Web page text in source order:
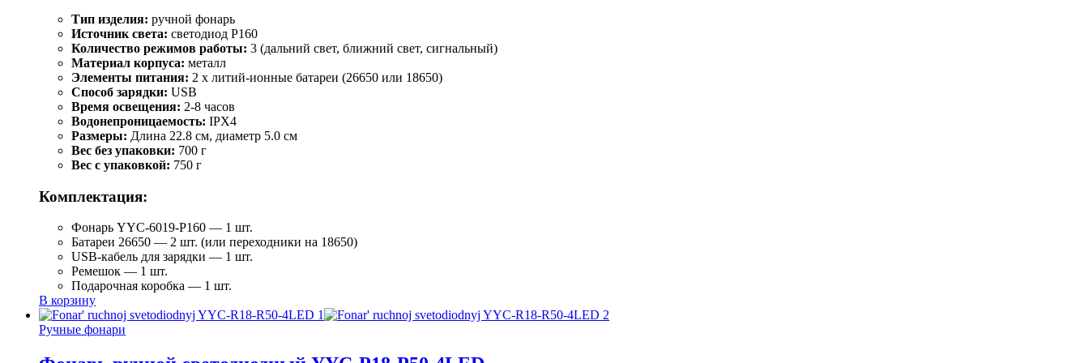
Тип изделия: ручной фонарь
Источник света: светодиод P160
Количество режимов работы: 3 (дальний свет, ближний свет, сигнальный)
Материал корпуса: металл
Элементы питания: 2 x литий-ионные батареи (26650 или 18650)
Способ зарядки: USB
Время освещения: 2-8 часов
Водонепроницаемость: IPX4
Размеры: Длина 22.8 см, диаметр 5.0 см
Вес без упаковки: 700 г
Вес с упаковкой: 750 г
Комплектация:
Фонарь YYC-6019-P160 — 1 шт.
Батареи 26650 — 2 шт. (или переходники на 18650)
USB-кабель для зарядки — 1 шт.
Ремешок — 1 шт.
Подарочная коробка — 1 шт.
В корзину
Ручные фонари